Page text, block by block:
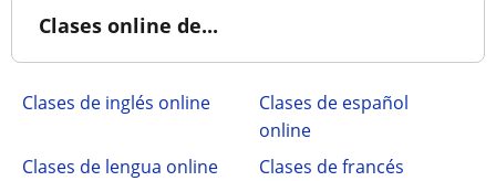
Clases online de...
Clases de inglés online
Clases de español
online
Clases de lengua online
Clases de francés